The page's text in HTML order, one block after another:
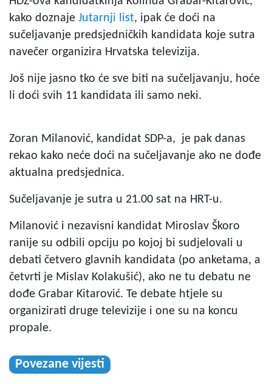
kako doznaje Jutarnji list, ipak će doći na
sučeljavanje predsjedničkih kandidata koje sutra
navečer organizira Hrvatska televizija.
Još nije jasno tko će sve biti na sučeljavanju, hoće
li doći svih 11 kandidata ili samo neki.
Zoran Milanović, kandidat SDP-a, je pak danas
rekao kako neće doći na sučeljavanje ako ne dođe
aktualna predsjednica.
Sučeljavanje je sutra u 21.00 sat na HRT-u.
Milanović i nezavisni kandidat Miroslav Škoro
ranije su odbili opciju po kojoj bi sudjelovali u
debati četvero glavnih kandidata (po anketama, a
četvrti je Mislav Kolakušić), ako ne tu debatu ne
dođe Grabar Kitarović. Te debate htjele su
organizirati druge televizije i one su na koncu
propale.
Povezane vijesti